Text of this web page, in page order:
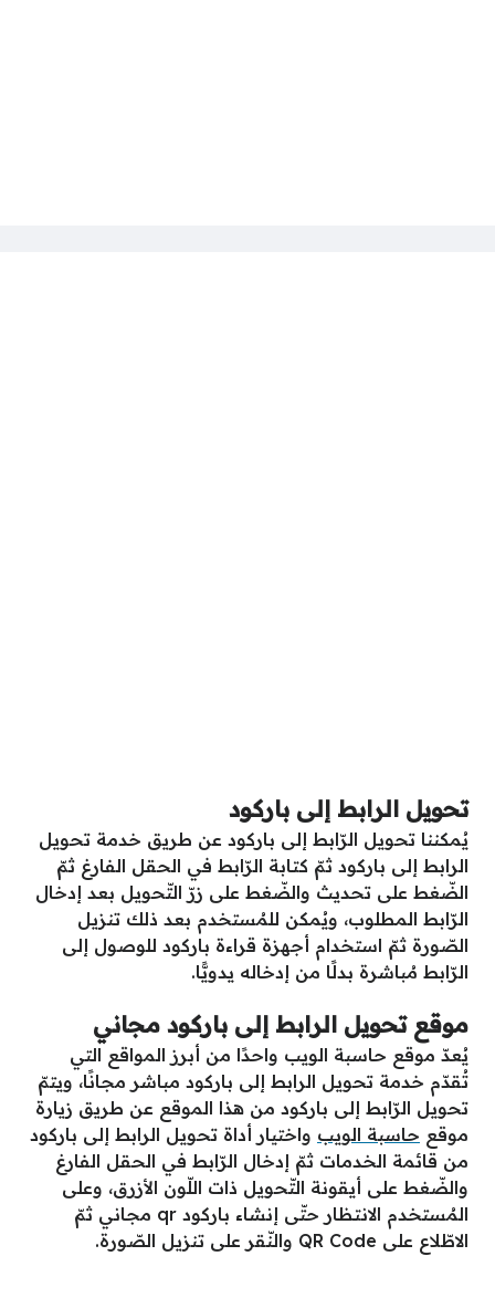
تحويل الرابط إلى باركود
يُمكننا تحويل الرّابط إلى باركود عن طريق خدمة تحويل
الرابط إلى باركود ثمّ كتابة الرّابط في الحقل الفارغ ثمّ
الضّغط على تحديث والضّغط على زرّ التّحويل بعد إدخال
الرّابط المطلوب، ويُمكن للمُستخدم بعد ذلك تنزيل
الصّورة ثمّ استخدام أجهزة قراءة باركود للوصول إلى
الرّابط مُباشرة بدلًا من إدخاله يدويًّا.
موقع تحويل الرابط إلى باركود مجاني
يُعدّ موقع حاسبة الويب واحدًا من أبرز المواقع التي
تُقدّم خدمة تحويل الرابط إلى باركود مباشر مجانًا، ويتمّ
تحويل الرّابط إلى باركود من هذا الموقع عن طريق زيارة
موقع حاسبة الويب واختيار أداة تحويل الرابط إلى باركود
من قائمة الخدمات ثمّ إدخال الرّابط في الحقل الفارغ
والضّغط على أيقونة التّحويل ذات اللّون الأزرق، وعلى
المُستخدم الانتظار حتّى إنشاء باركود qr مجاني ثمّ
الاطّلاع على QR Code والنّقر على تنزيل الصّورة.